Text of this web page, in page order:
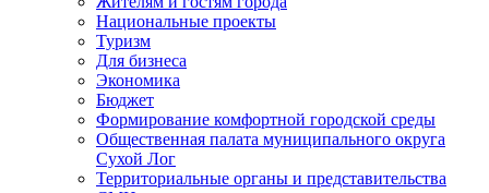
Национальные проекты
Туризм
Для бизнеса
Экономика
Бюджет
Формирование комфортной городской среды
Общественная палата муниципального округа
Сухой Лог
Территориальные органы и представительства